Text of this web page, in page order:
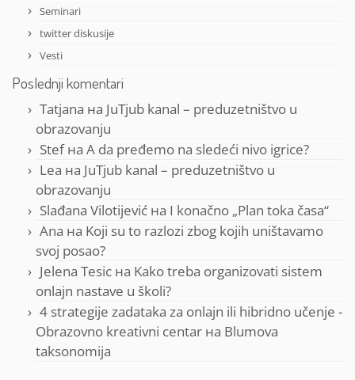
Seminari
twitter diskusije
Vesti
Poslednji komentari
Tatjana на JuTjub kanal – preduzetništvo u
obrazovanju
Stefна A da pređemo na sledeći nivo igrice?
Lea на JuTjub kanal – preduzetništvo u
obrazovanju
Slađana Vilotijević на I konačno „Plan toka časa“
Ana на Koji su to razlozi zbog kojih uništavamo
svoj posao?
Jelena Tesic на Kako treba organizovati sistem
onlajn nastave u školi?
4 strategije zadataka za onlajn ili hibridno učenje -
Obrazovno kreativni centar на Blumova
taksonomija